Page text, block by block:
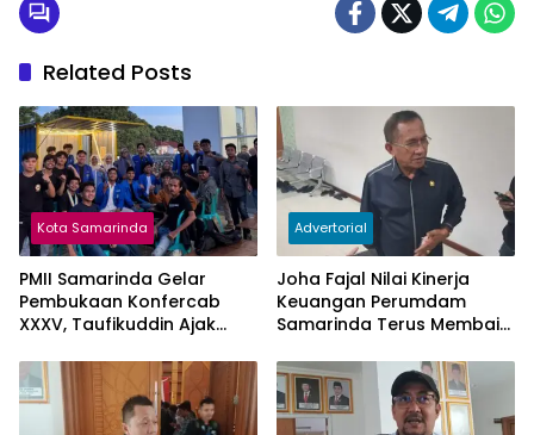
Related Posts
Kota Samarinda
PMII Samarinda Gelar
Pembukaan Konfercab
XXXV, Taufikuddin Ajak
Persatuan
Advertorial
Joha Fajal Nilai Kinerja
Keuangan Perumdam
Samarinda Terus Membaik,
Subsidi Berkurang